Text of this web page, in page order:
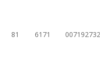
81 6171